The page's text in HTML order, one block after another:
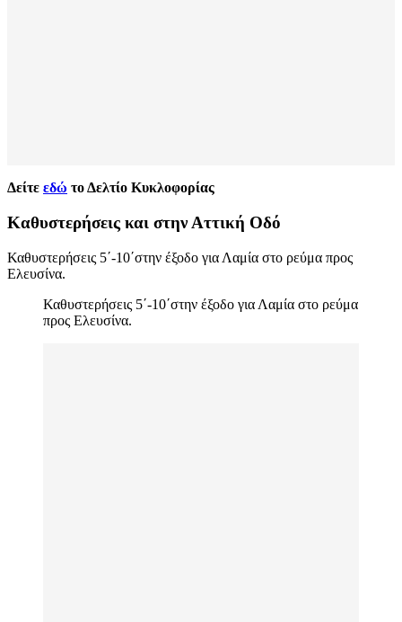
Δείτε εδώ το Δελτίο Κυκλοφορίας
Καθυστερήσεις και στην Αττική Οδό
Καθυστερήσεις 5΄-10΄στην έξοδο για Λαμία στο ρεύμα προς
Ελευσίνα.
Καθυστερήσεις 5΄-10΄στην έξοδο για Λαμία στο ρεύμα
προς Ελευσίνα.